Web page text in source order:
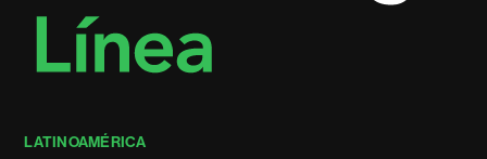
LATINOAMÉRICA